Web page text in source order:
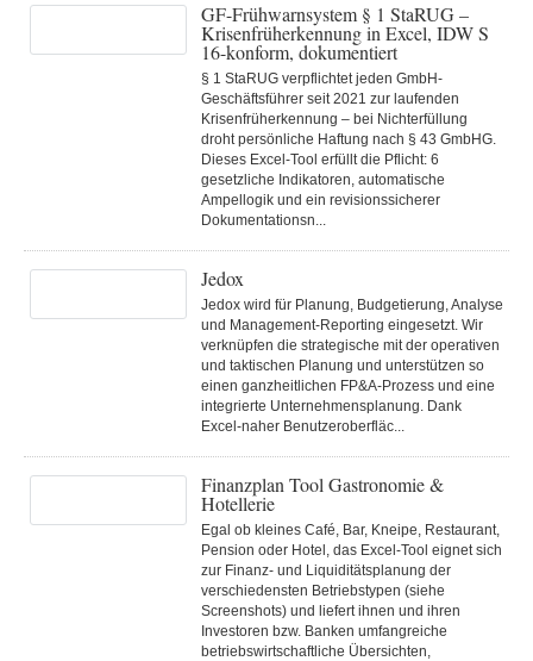
GF-Frühwarnsystem § 1 StaRUG –
Krisenfrüherkennung in Excel, IDW S
16-konform, dokumentiert
§ 1 StaRUG verpflichtet jeden GmbH-
Geschäftsführer seit 2021 zur laufenden
Krisenfrüherkennung – bei Nichterfüllung
droht persönliche Haftung nach § 43 GmbHG.
Dieses Excel-Tool erfüllt die Pflicht: 6
gesetzliche Indikatoren, automatische
Ampellogik und ein revisionssicherer
Dokumentationsn...
Jedox
Jedox wird für Planung, Budgetierung, Analyse
und Management-Reporting eingesetzt. Wir
verknüpfen die strategische mit der operativen
und taktischen Planung und unterstützen so
einen ganzheitlichen FP&A-Prozess und eine
integrierte Unternehmensplanung. Dank
Excel-naher Benutzeroberfläc...
Finanzplan Tool Gastronomie &
Hotellerie
Egal ob kleines Café, Bar, Kneipe, Restaurant,
Pension oder Hotel, das Excel-Tool eignet sich
zur Finanz- und Liquiditätsplanung der
verschiedensten Betriebstypen (siehe
Screenshots) und liefert ihnen und ihren
Investoren bzw. Banken umfangreiche
betriebswirtschaftliche Übersichten,